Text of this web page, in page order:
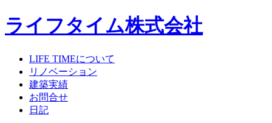
ライフタイム株式会社
LIFE TIMEについて
リノベーション
建築実績
お問合せ
日記